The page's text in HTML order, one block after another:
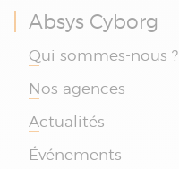
Absys Cyborg
Qui sommes-nous ?
Nos agences
Actualités
Événements